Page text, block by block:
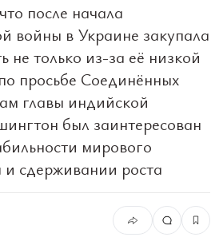
после начала
войны в Украине закупала
не только из-за её низкой
просьбе Соединённых
главы индийской
был заинтересован
мирового
и сдерживании роста